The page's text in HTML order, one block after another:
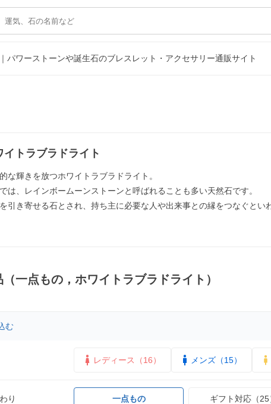
パワーストーンや誕生石のブレスレット・アクセサリー通販サイト
イトラブラドライト
な輝きを放つホワイトラブラドライト。
は、レインボームーンストーンと呼ばれることも多い天然石です。
引き寄せる石とされ、持ち主に必要な人や出来事との縁をつなぐとい
一点もの，ホワイトラブラドライト）
む
レディース（16） メンズ（15）
り 一点もの ギフト対応（25